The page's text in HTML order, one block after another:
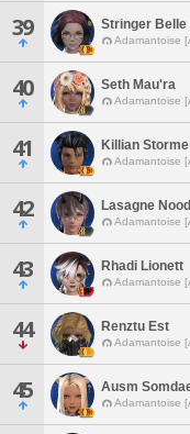
39 Stringer Belle
Adamantoise
40 Seth Mau'ra
Adamantoise
41 Killian Storme
Adamantoise
42 Lasagne
Adamantoise
43 Rhadi Lionett
Adamantoise
44 Renztu Est
Adamantoise
45 Ausm
Adamantoise